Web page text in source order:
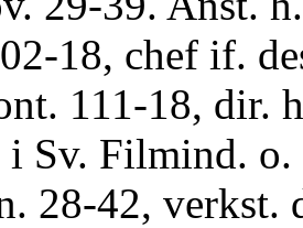
18, chef if.
111-18, dir.
Sv. Filmind. o.
28-42, verkst.